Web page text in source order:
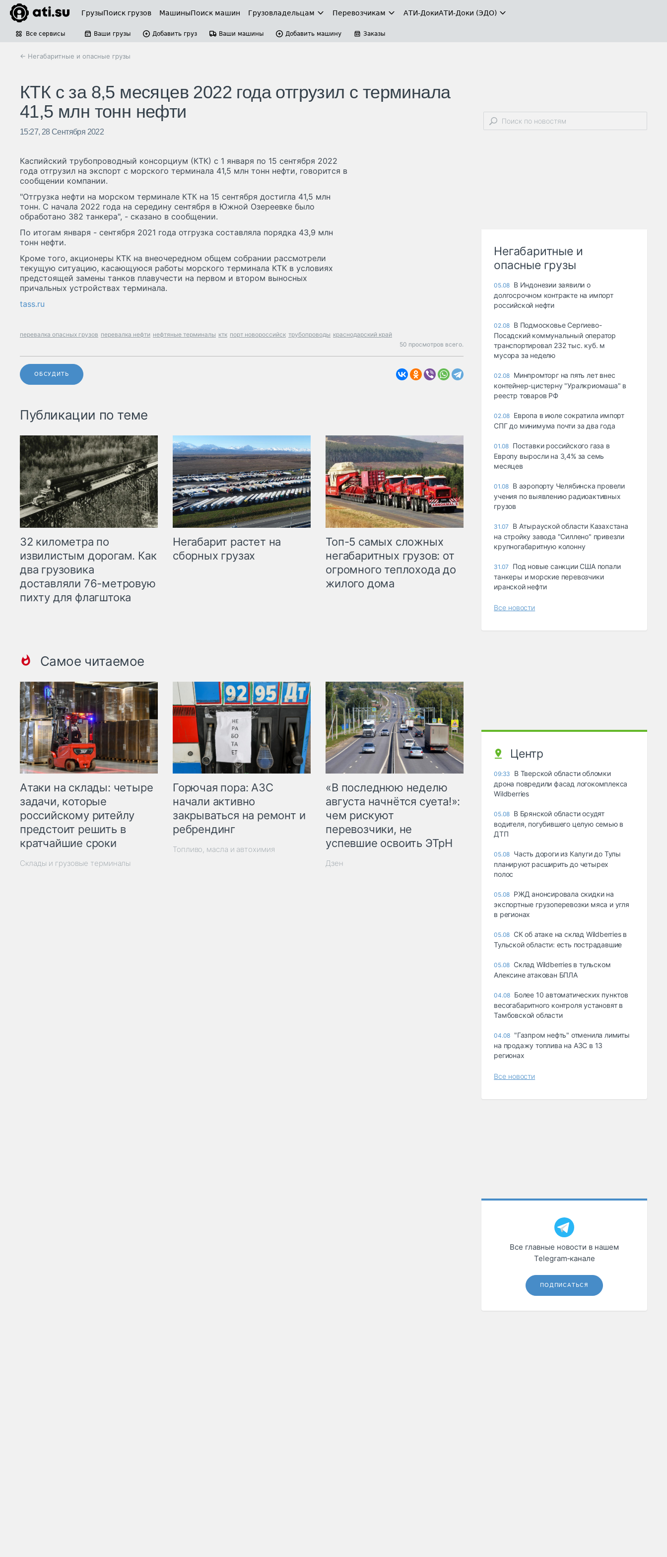
ГрузыПоиск грузов МашиныПоиск машин Грузовладельцам Перевозчикам АТИ-ДокиАТИ-Доки (ЭДО)
Все сервисы Ваши грузы Добавить груз Ваши машины Добавить машину Заказы
← Негабаритные и опасные грузы
КТК с за 8,5 месяцев 2022 года отгрузил с терминала
41,5 млн тонн нефти
15:27, 28 Сентября 2022
Каспийский трубопроводный консорциум (КТК) с 1 января по 15 сентября 2022
года отгрузил на экспорт с морского терминала 41,5 млн тонн нефти, говорится в
сообщении компании.
"Отгрузка нефти на морском терминале КТК на 15 сентября достигла 41,5 млн
тонн. С начала 2022 года на середину сентября в Южной Озереевке было
обработано 382 танкера", - сказано в сообщении.
По итогам января - сентября 2021 года отгрузка составляла порядка 43,9 млн
тонн нефти.
Кроме того, акционеры КТК на внеочередном общем собрании рассмотрели
текущую ситуацию, касающуюся работы морского терминала КТК в условиях
предстоящей замены танков плавучести на первом и втором выносных
причальных устройствах терминала.
tass.ru
перевалка опасных грузов перевалка нефти нефтяные терминалы ктк порт новороссийск трубопроводы краснодарский край
50 просмотров всего.
ОБСУДИТЬ
Публикации по теме
32 километра по
извилистым дорогам. Как
два грузовика
доставляли 76-метровую
пихту для флагштока
Негабарит растет на
сборных грузах
Топ-5 самых сложных
негабаритных грузов: от
огромного теплохода до
жилого дома
Самое читаемое
Атаки на склады: четыре
задачи, которые
российскому ритейлу
предстоит решить в
кратчайшие сроки
Склады и грузовые терминалы
Горючая пора: АЗС
начали активно
закрываться на ремонт и
ребрендинг
Топливо, масла и автохимия
«В последнюю неделю
августа начнётся суета!»:
чем рискуют
перевозчики, не
успевшие освоить ЭТрН
Дзен
Негабаритные и
опасные грузы
05.08 В Индонезии заявили о
долгосрочном контракте на импорт
российской нефти
02.08 В Подмосковье Сергиево-
Посадский коммунальный оператор
транспортировал 232 тыс. куб. м
мусора за неделю
02.08 Минпромторг на пять лет внес
контейнер-цистерну "Уралкриомаша" в
реестр товаров РФ
02.08 Европа в июле сократила импорт
СПГ до минимума почти за два года
01.08 Поставки российского газа в
Европу выросли на 3,4% за семь
месяцев
01.08 В аэропорту Челябинска провели
учения по выявлению радиоактивных
грузов
31.07
В Атырауской области Казахстана
на стройку завода "Силлено" привезли
крупногабаритную колонну
31.07
Под новые санкции США попали
танкеры и морские перевозчики
иранской нефти
Все новости
Центр
09:33
В Тверской области обломки
дрона повредили фасад логокомплекса
Wildberries
05.08 В Брянской области осудят
водителя, погубившего целую семью в
ДТП
05.08 Часть дороги из Калуги до Тулы
планируют расширить до четырех
полос
05.08 РЖД анонсировала скидки на
экспортные грузоперевозки мяса и угля
в регионах
05.08 СК об атаке на склад Wildberries в
Тульской области: есть пострадавшие
05.08 Склад Wildberries в тульском
Алексине атакован БПЛА
04.08 Более 10 автоматических пунктов
весогабаритного контроля установят в
Тамбовской области
04.08 "Газпром нефть" отменила лимиты
на продажу топлива на АЗС в 13
регионах
Все новости
Все главные новости в нашем
Telegram‑канале
ПОДПИСАТЬСЯ